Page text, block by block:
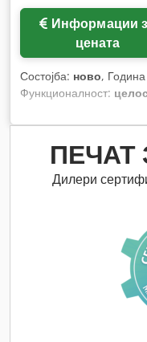
цената
Состојба: ново,
Функционалност:
вкупна ширина:1.550
должина:900 мм,
прилагодување на
на вратата:700 мм,
35 °C,
ПЕЧАТ
Дилери